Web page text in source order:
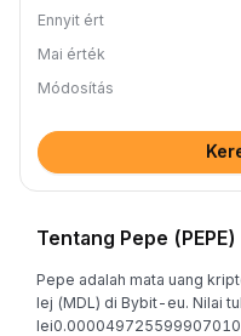
Ennyit ért
Mai érték
Módosítás
Tentang Pepe (PEPE)
Pepe adalah mata uang
lej (MDL) di Bybit-eu. Nilai